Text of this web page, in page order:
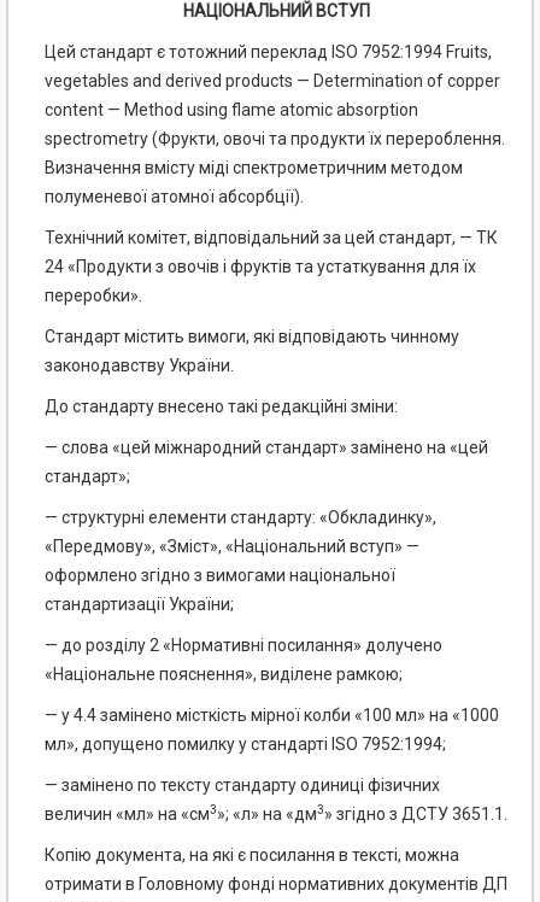
НАЦІОНАЛЬНИЙ ВСТУП
Цей стандарт є тотожний переклад ISO 7952:1994 Fruits,
vegetables and derived products — Determination of copper
content — Method using flame atomic absorption
spectrometry (Фрукти, овочі та продукти їх перероблення.
Визначення вмісту міді спектрометричним методом
полуменевої атомної абсорбції).
Технічний комітет, відповідальний за цей стандарт, — ТК
24 «Продукти з овочів і фруктів та устаткування для їх
переробки».
Стандарт містить вимоги, які відповідають чинному
законодавству України.
До стандарту внесено такі редакційні зміни:
— слова «цей міжнародний стандарт» замінено на «цей
стандарт»;
— структурні елементи стандарту: «Обкладинку»,
«Передмову», «Зміст», «Національний вступ» —
оформлено згідно з вимогами національної
стандартизації України;
— до розділу 2 «Нормативні посилання» долучено
«Національне пояснення», виділене рамкою;
— у 4.4 замінено місткість мірної колби «100 мл» на «1000
мл», допущено помилку у стандарті ISO 7952:1994;
— замінено по тексту стандарту одиниці фізичних
величин «мл» на «см3»; «л» на «дм3» згідно з ДСТУ 3651.1.
Копію документа, на які є посилання в тексті, можна
отримати в Головному фонді нормативних документів ДП